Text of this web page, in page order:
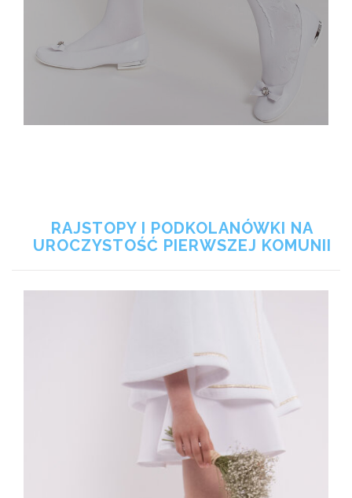
RAJSTOPY I PODKOLANÓWKI NA
UROCZYSTOŚĆ PIERWSZEJ KOMUNII